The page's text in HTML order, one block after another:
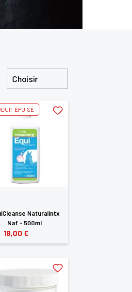
Choisir
Naturalintx
Naf - 500ml
18,00 €
ÉPUISÉ